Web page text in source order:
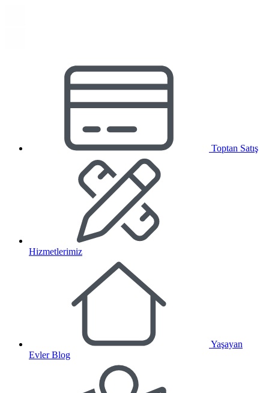
Toptan Satış
Hizmetlerimiz
Yaşayan
Evler Blog